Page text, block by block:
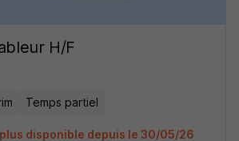
H/F
Temps partiel
plus disponible depuis le 30/05/26